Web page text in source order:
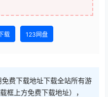
载 123网盘
费下载地址下载全站所有游
框上方免费下载地址），